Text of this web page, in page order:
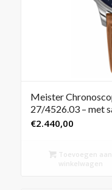
Meister
27/4526.03 – met
€2.440,00
Toevoegen aan
winkelwagen